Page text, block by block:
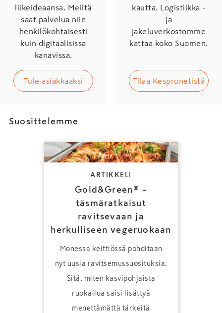
liikeideaansa. Meiltä
saat palvelua niin
henkilökohtaisesti
kuin digitaalisissa
kanavissa.
Tule asiakkaaksi
kautta. Logistiikka -
ja
jakeluverkostomme
kattaa koko Suomen.
Tilaa Kespronetistä
Suosittelemme
ARTIKKELI
Gold&Green® –
täsmäratkaisut
ravitsevaan ja
herkulliseen vegeruokaan
Monessa keittiössä pohditaan
nyt uusia ravitsemussuosituksia.
Sitä, miten kasvipohjaista
ruokailua saisi lisättyä
menettämättä tärkeitä